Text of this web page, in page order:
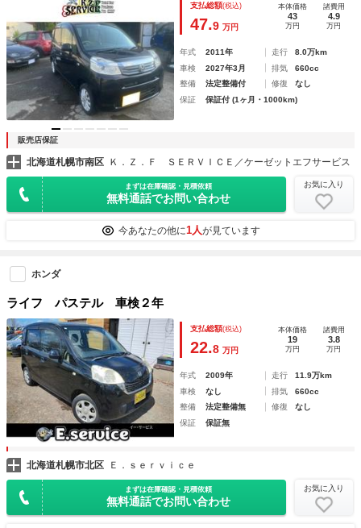
支払総額(税込)
47.9 万円
本体価格
43
万円
諸費用
4.9
万円
年式 2011年 走行
8.0万km
車検
2027年3月 排気
660cc
整備
法定整備付 修復
なし
保証
保証付 (1ヶ月・1000km)
販売店保証
北海道札幌市南区 Ｋ．Ｚ．Ｆ ＳＥＲＶＩＣＥ／ケーゼットエフサービス
まずは在庫確認・見積依頼
無料通話でお問い合わせ
お気に入り
今あなたの他に1人が見ています
ホンダ
ライフ パステル 車検２年
支払総額(税込)
22.8 万円
本体価格
19
万円
諸費用
3.8
万円
年式 2009年 走行
11.9万km
車検
なし 排気
660cc
整備
法定整備無 修復
なし
保証
保証無
北海道札幌市北区 Ｅ．ｓｅｒｖｉｃｅ
まずは在庫確認・見積依頼
無料通話でお問い合わせ
お気に入り